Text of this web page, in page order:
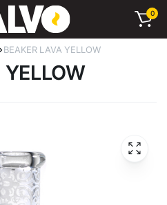
0
BEAKER LAVA YELLOW